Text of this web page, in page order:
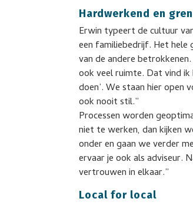
Hardwerkend en
Erwin typeert de cultuur
een familiebedrijf. Het hele
van de andere
ook veel ruimte. Dat vind
doen’. We staan hier open
ook nooit stil.”
Processen worden
niet te werken, dan kijken
onder en gaan we verder
ervaar je ook als adviseur.
vertrouwen in elkaar.”
Local for local